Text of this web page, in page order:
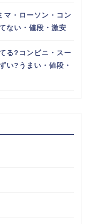
マ・ローソン・コン
ない・値段・激安
る?コンビニ・スー
い?うまい・値段・